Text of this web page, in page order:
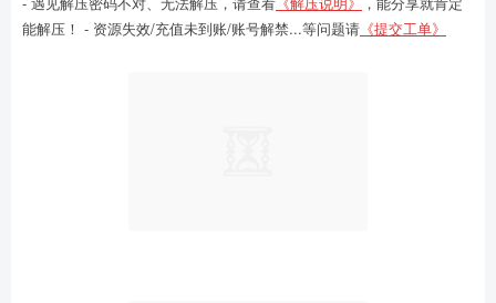
能解压！ - 资源失效/充值未到账/账号解禁...等问题请 《提交工单》